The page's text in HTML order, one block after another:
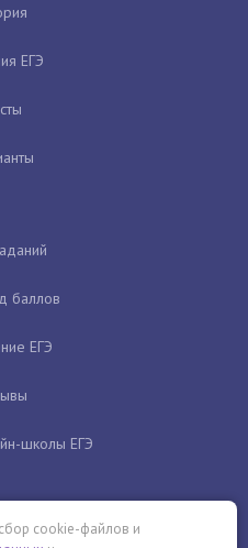
ЕГЭ
баллов
ЕГЭ
школы ЕГЭ
cookie-файлов и